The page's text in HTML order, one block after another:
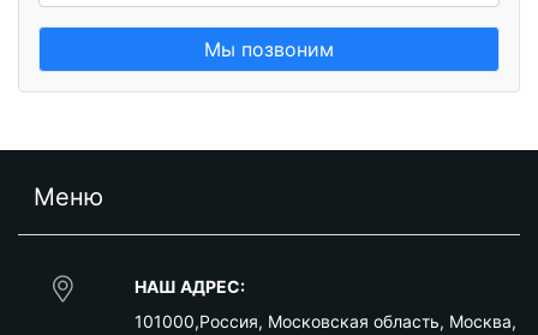
Мы позвоним
Меню
НАШ АДРЕС:
101000,Россия, Московская область, Москва,